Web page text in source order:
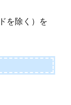
を除く）を